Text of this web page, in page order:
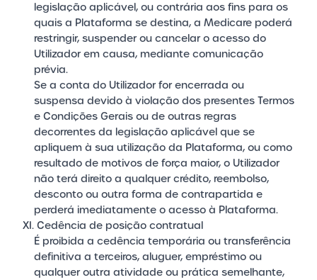
legislação aplicável, ou contrária aos fins para os
quais a Plataforma se destina, a Medicare poderá
restringir, suspender ou cancelar o acesso do
Utilizador em causa, mediante comunicação
prévia.
Se a conta do Utilizador for encerrada ou
suspensa devido à violação dos presentes Termos
e Condições Gerais ou de outras regras
decorrentes da legislação aplicável que se
apliquem à sua utilização da Plataforma, ou como
resultado de motivos de força maior, o Utilizador
não terá direito a qualquer crédito, reembolso,
desconto ou outra forma de contrapartida e
perderá imediatamente o acesso à Plataforma.
XI. Cedência de posição contratual
É proibida a cedência temporária ou transferência
definitiva a terceiros, aluguer, empréstimo ou
qualquer outra atividade ou prática semelhante,